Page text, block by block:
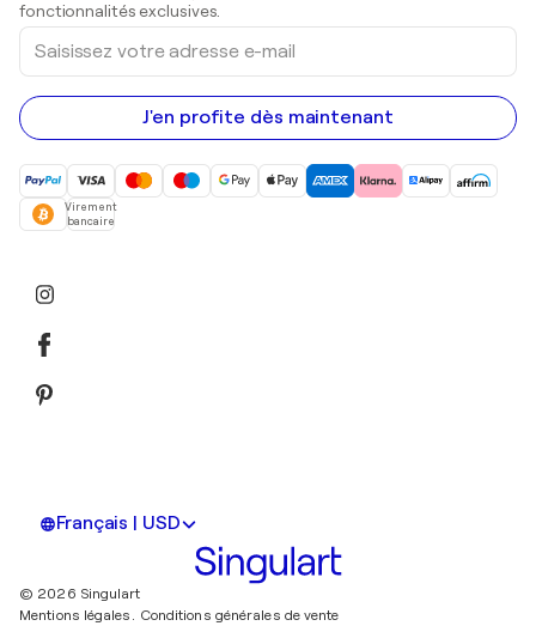
fonctionnalités exclusives.
Saisissez
votre
adresse
e-
mail
J'en profite dès maintenant
Virement
bancaire
Français | USD
© 2026 Singulart
Mentions légales. Conditions générales de vente